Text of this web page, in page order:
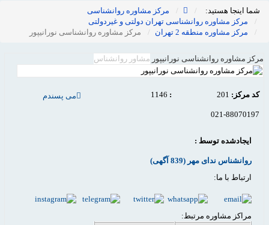
شما اینجا هستید:
مرکز مشاوره روانشناسی
مرکز مشاوره روانشناسی تهران دولتی و غیردولتی
مرکز مشاوره منطقه 2 تهران
مرکز مشاوره روانشناسی نورانیپور
مرکز مشاوره روانشناسی نورانیپور مشاور روانشناس
کد مرکز: 201
:
1146 می پسندم
021-88070197
ایجادشده توسط :
روانشناس ندای مهر (839 آگهی)
ارتباط با ما:
مراکز مشاوره مرتبط: